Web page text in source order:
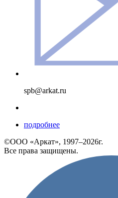
spb@arkat.ru
подробнее
©ООО «Аркат», 1997–2026г.
Все права защищены.